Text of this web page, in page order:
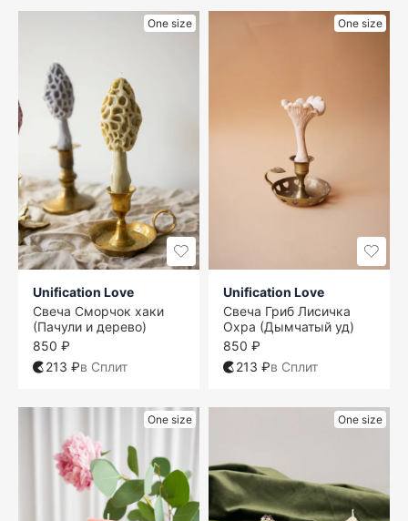
One size
Unification Love
Свеча Сморчок хаки
(Пачули и дерево)
850 ₽
213 ₽в Сплит
One size
Unification Love
Свеча Гриб Лисичка
Охра (Дымчатый уд)
850 ₽
213 ₽в Сплит
One size One size